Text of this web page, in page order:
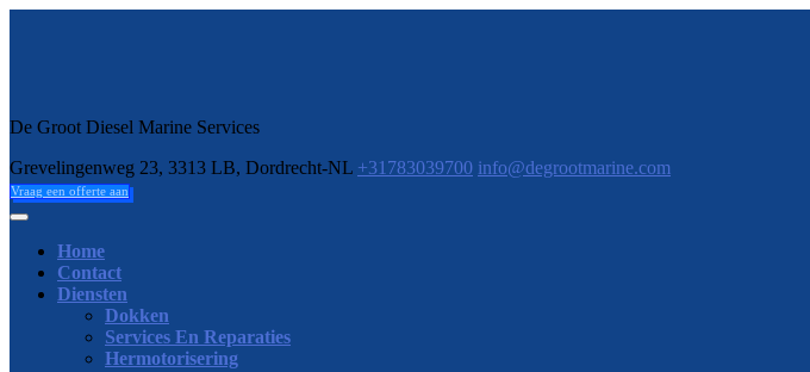
Vraag een offerte aanA
Open
ButtonHome
Contact
Services En Reparaties
Hermotorisering
Projecten
Producten
Motoren